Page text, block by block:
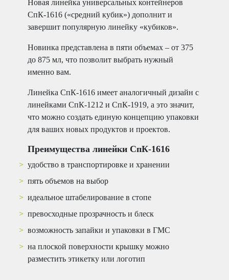
Новая линейка универсальных контейнеров
СпК-1616 («средний кубик») дополнит и
завершит популярную линейку «кубиков».
Новинка представлена в пяти объемах – от 375
до 875 мл, что позволит выбрать нужный
именно вам.
Линейка СпК-1616 имеет аналогичный дизайн с
линейками СпК-1212 и СпК-1919, а это значит,
что можно создать единую концепцию упаковки
для ваших новых продуктов и проектов.
Преимущества линейки СпК-1616
удобство в транспортировке и хранении
пять объемов на выбор
идеальное штабелирование в стопе
превосходные прозрачность и блеск
возможность запайки и упаковки в ГМС
на плоской поверхности крышку можно
разместить этикетку или логотип